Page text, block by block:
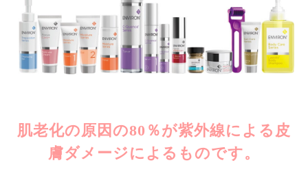
肌老化の原因の80％が紫外線による皮
膚ダメージによるものです。